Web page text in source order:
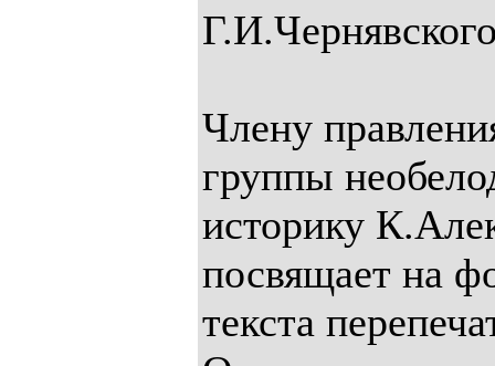
Члену
группы
историку
посвящает на
текста